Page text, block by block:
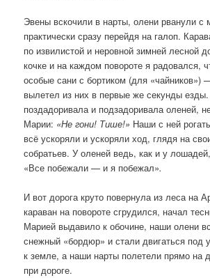
Эвены вскочили в нарты, олени рванули с
практически сразу перейдя на галоп.
по извилистой и неровной зимней лесной
кочке и на каждом повороте я радовался,
особые сани с бортиком (для «чайников»)
вылетел из них в первые же секунды
поздадоривала и подзадоривала оленей,
Марии: «Не гони! Тише!» Наши с ней
всё ускоряли и ускоряли ход, глядя на
собратьев. У оленей ведь, как и у
«Все побежали — и я побежал».
И вот дорога круто повернула из леса на
караван на повороте сгрудился, начал
Марией выдавило к обочине, наши олени
снежный «бордюр» и стали двигаться под
к земле, а наши нарты полетели прямо на
при дороге.